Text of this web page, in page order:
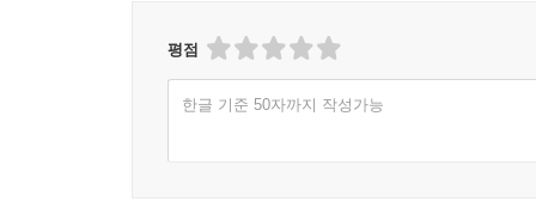
평점
한글 기준 50자까지 작성가능